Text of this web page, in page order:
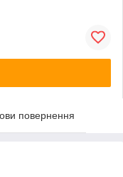
повернення